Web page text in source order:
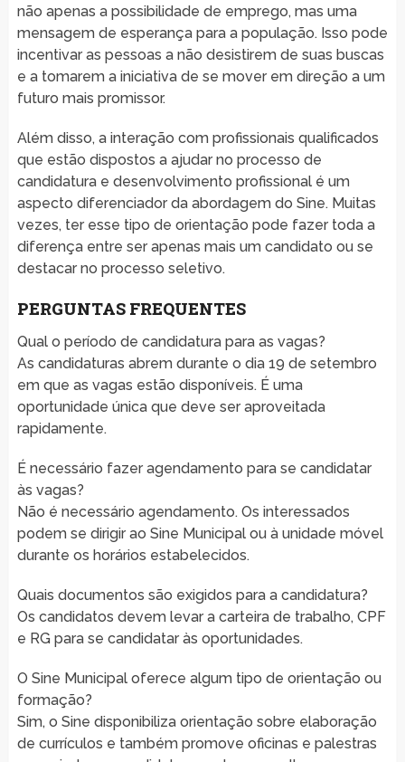
não apenas a possibilidade de emprego, mas uma
mensagem de esperança para a população. Isso pode
incentivar as pessoas a não desistirem de suas buscas
e a tomarem a iniciativa de se mover em direção a um
futuro mais promissor.
Além disso, a interação com profissionais qualificados
que estão dispostos a ajudar no processo de
candidatura e desenvolvimento profissional é um
aspecto diferenciador da abordagem do Sine. Muitas
vezes, ter esse tipo de orientação pode fazer toda a
diferença entre ser apenas mais um candidato ou se
destacar no processo seletivo.
PERGUNTAS FREQUENTES
Qual o período de candidatura para as vagas?
As candidaturas abrem durante o dia 19 de setembro
em que as vagas estão disponíveis. É uma
oportunidade única que deve ser aproveitada
rapidamente.
É necessário fazer agendamento para se candidatar
às vagas?
Não é necessário agendamento. Os interessados
podem se dirigir ao Sine Municipal ou à unidade móvel
durante os horários estabelecidos.
Quais documentos são exigidos para a candidatura?
Os candidatos devem levar a carteira de trabalho, CPF
e RG para se candidatar às oportunidades.
O Sine Municipal oferece algum tipo de orientação ou
formação?
Sim, o Sine disponibiliza orientação sobre elaboração
de currículos e também promove oficinas e palestras